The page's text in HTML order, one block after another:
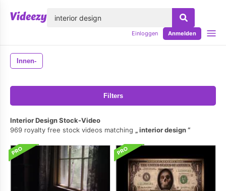
Einloggen Anmelden
Innen-
Filters
Interior Design Stock-Video
969 royalty free stock videos matching
interior design